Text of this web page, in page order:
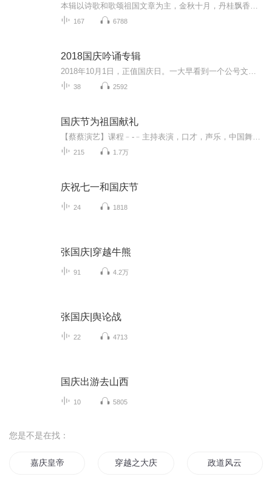
167 6788
2018国庆吟诵专辑
38 2592
国庆节为祖国献礼
215 1.7万
庆祝七一和国庆节
24 1818
张国庆|穿越牛熊
91 4.2万
张国庆|舆论战
22 4713
国庆出游去山西
10 5805
您是不是在找：
嘉庆皇帝 穿越之大庆帝国 政道风云